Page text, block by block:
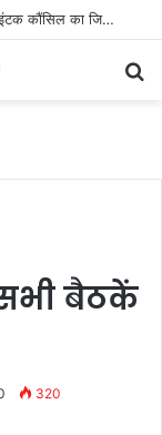
सुखलाल महाजन को म.प्र. इंटक द्वारा बुरहानपुर जिला इंटक कौंसिल का जिला अध्यक्ष मनोनीत होने पर
सभी बैठकें
320